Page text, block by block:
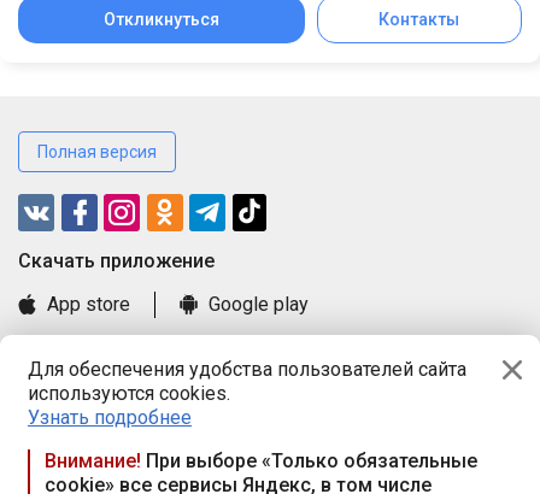
Для обеспечения удобства пользователей сайта
используются cookies.
Узнать подробнее
Внимание! При выборе «Только обязательные
cookie» все сервисы Яндекс, в том числе
Откликнуться Контакты
Полная версия
Cкачать приложение
App store
Google play
Книга замечаний и предложений
Правила и документы
Praca.by © 2000—2026, ООО «ПРАЦА БАЙ»
Республика Беларусь, 220114, г. Минск, пр-т Независимости